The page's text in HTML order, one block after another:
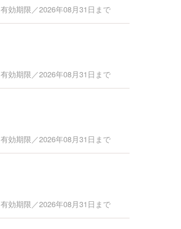
有効期限／2026年08月31日まで
有効期限／2026年08月31日まで
有効期限／2026年08月31日まで
有効期限／2026年08月31日まで